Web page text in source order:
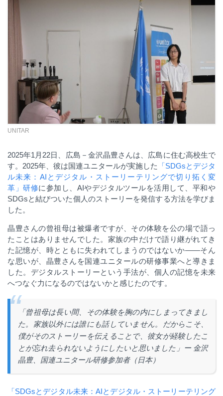
UNITAR
2025年1 月 22日、広島－金沢晶豊さんは、広島に住む高校生で
す。 2025年、彼は国連ユニタールが実施した 「SDGsとデジタ
ル未来： AI とデジタル・ストーリーテリングで切り拓く変
革」研修に参加し、 AIやデジタルツールを活用して、平和や
SDGsと結びついた個人のストーリーを発信する方法を学びま
した。
晶豊さんの曾祖母は被爆者ですが、その体験を公の場で語っ
たことはありませんでした。家族の中だけで語り継がれてき
た記憶が、時とともに失われてしまうのではないか——そん
な思いが、晶豊さんを国連ユニタールの研修事業へと導きま
した。デジタルストーリーという手法が、個人の記憶を未来
へつなぐ力になるのではないかと感じたのです。
「曾祖母は長い間、その体験を胸の内にしまってきまし
た。家族以外には誰にも話していません。だからこそ、
僕がそのストーリーを伝えることで、彼女が経験したこ
とが忘れ去られないようにしたいと思いました」ー 金沢
晶豊、国連ユニタール研修参加者（日本）
「SDGsとデジタル未来：AIとデジタル・ストーリーテリング